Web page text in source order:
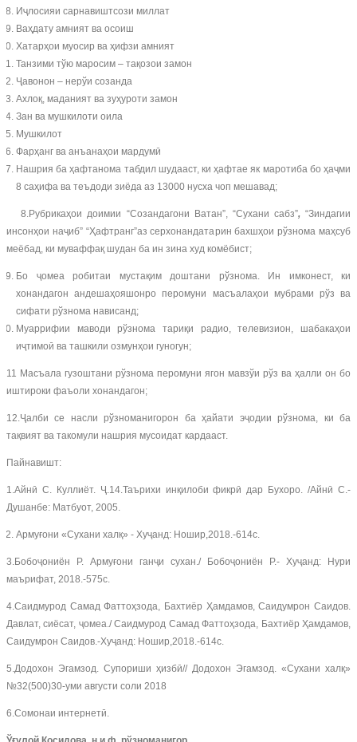
Иҷлосияи сарнавиштсози миллат
Ваҳдату амният ва осоиш
Хатарҳои муосир ва ҳифзи амният
Танзими тўю маросим – тақозои замон
Ҷавонон – нерўи созанда
Ахлоқ, маданият ва зуҳуроти замон
Зан ва мушкилоти оила
Мушкилот
Фарҳанг ва анъанаҳои мардумӣ
Нашрия ба ҳафтанома табдил шудааст, ки ҳафтае як маротиба бо ҳаҷми
8 саҳифа ва теъдоди зиёда аз 13000 нусха чоп мешавад;
8.Рубрикаҳои доимии “Созандагони Ватан”, “Сухани сабз”,“Зиндагии
инсонҳои наҷиб” “Ҳафтранг”аз серхонандатарин бахшҳои рўзнома маҳсуб
меёбад, ки муваффақ шудан ба ин зина худ комёбист;
Бо ҷомеа робитаи мустақим доштани рўзнома. Ин имконест, ки
хонандагон андешаҳояшонро перомуни масъалаҳои мубрами рўз ва
сифати рўзнома нависанд;
Муаррифии маводи рўзнома тариқи радио, телевизион, шабакаҳои
иҷтимоӣ ва ташкили озмунҳои гуногун;
11 Масъала гузоштани рўзнома перомуни ягон мавзўи рўз ва ҳалли он бо
иштироки фаъоли хонандагон;
12.Ҷалби се насли рўзноманигорон ба ҳайати эҷодии рўзнома, ки ба
тақвият ва такомули нашрия мусоидат кардааст.
Пайнавишт:
1.Айнӣ С. Куллиёт. Ҷ.14.Таърихи инқилоби фикрӣ дар Бухоро. /Айнӣ С.-
Душанбе: Матбуот, 2005.
Армуғони «Сухани халқ» - Хуҷанд: Ношир,2018.-614с.
3.Бобоҷониён Р. Армуғони ганҷи сухан./ Бобоҷониён Р.- Хуҷанд: Нури
маърифат, 2018.-575с.
4.Саидмурод Самад Фаттоҳзода, Бахтиёр Ҳамдамов, Саидумрон Саидов.
Давлат, сиёсат, ҷомеа./ Саидмурод Самад Фаттоҳзода, Бахтиёр Ҳамдамов,
Саидумрон Саидов.-Хуҷанд: Ношир,2018.-614с.
5.Додохон Эгамзод. Супориши ҳизбӣ// Додохон Эгамзод. «Сухани халқ»
№32(500)30-уми августи соли 2018
6.Сомонаи интернетӣ.